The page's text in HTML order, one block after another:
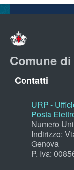
Comune
Contatti
URP -
Posta
Numero
Indirizzo:
Genova
P. Iva: